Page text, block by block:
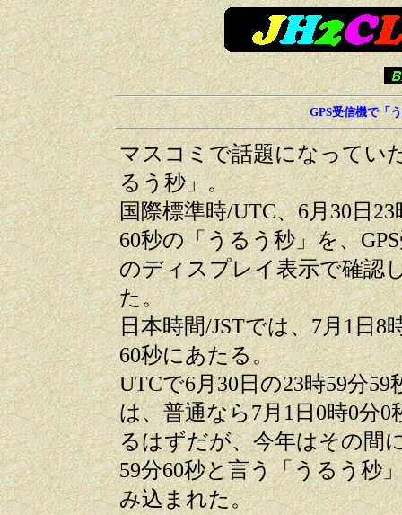
GPS受信機で「
マスコミで話題になってい
るう秒」。
国際標準時/UTC、6月30日23
60秒の「うるう秒」を、
のディスプレイ表示で確認
た。
日本時間/JSTでは、7月1日8
60秒にあたる。
UTCで6月30日の23時59分59
は、普通なら7月1日0時0分0
るはずだが、今年はその間
59分60秒と言う「うるう秒
み込まれた。